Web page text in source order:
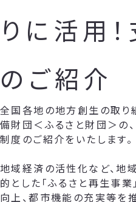
りに活用
のご紹介
全国各地の地方創生の取り
備財団＜ふるさと財団＞の
制度のご紹介をいたします。
地域経済の活性化など、地
的とした「ふるさと再生事業
向上、都市機能の充実等を